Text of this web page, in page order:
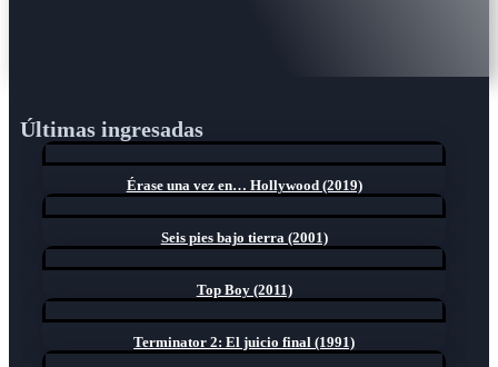
Últimas ingresadas
Érase una vez en… Hollywood (2019)
Seis pies bajo tierra (2001)
Top Boy (2011)
Terminator 2: El juicio final (1991)